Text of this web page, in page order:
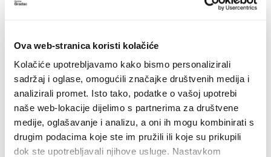
Ova web-stranica koristi kolačiće
Kolačiće upotrebljavamo kako bismo personalizirali
sadržaj i oglase, omogućili značajke društvenih medija i
analizirali promet. Isto tako, podatke o vašoj upotrebi
naše web-lokacije dijelimo s partnerima za društvene
medije, oglašavanje i analizu, a oni ih mogu kombinirati s
drugim podacima koje ste im pružili ili koje su prikupili
dok ste upotrebljavali njihove usluge. Nastavkom
Savjetovanje s javnošću